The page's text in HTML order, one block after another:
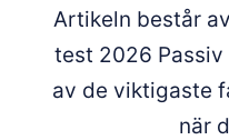
Artikeln består
test 2026 Passiv
av de viktigaste
när